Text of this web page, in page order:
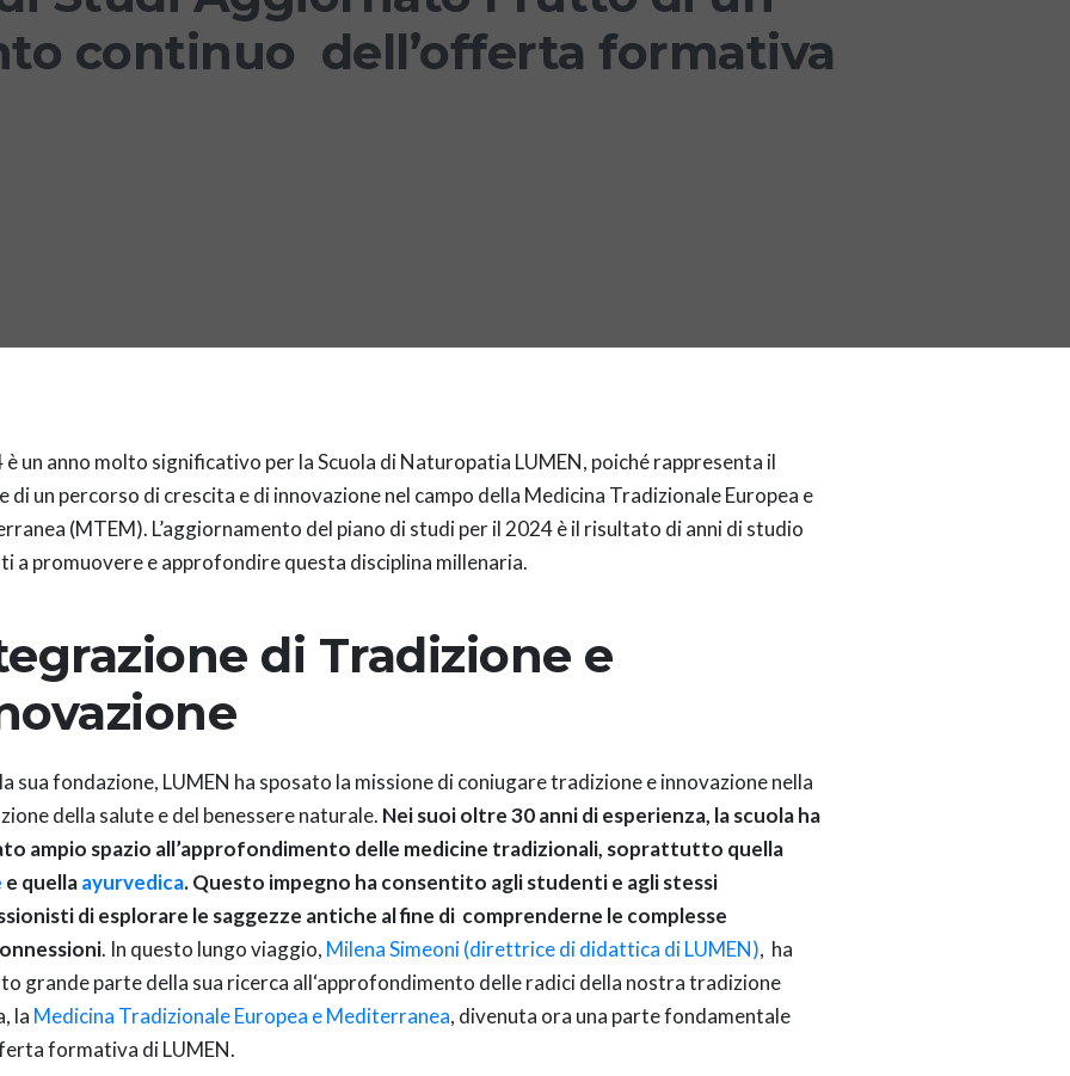
continuo dell’offerta formativa
è un anno molto significativo per la Scuola di Naturopatia LUMEN, poiché rappresenta il
di un percorso di crescita e di innovazione nel campo della Medicina Tradizionale Europea e
(MTEM). L’aggiornamento del piano di studi per il 2024 è il risultato di anni di studio
a promuovere e approfondire questa disciplina millenaria.
di Tradizione e
sua fondazione, LUMEN ha sposato la missione di coniugare tradizione e innovazione nella
della salute e del benessere naturale. Nei suoi oltre 30 anni di esperienza, la scuola ha
ampio spazio all’approfondimento delle medicine tradizionali, soprattutto quella
e quellaayurvedica. Questo impegno ha consentito agli studenti e agli stessi
di esplorare le saggezze antiche al fine di comprenderne le complesse
. In questo lungo viaggio, Milena Simeoni (direttrice di didattica di LUMEN), ha
grande parte della sua ricerca all‘approfondimento delle radici della nostra tradizione
la Medicina Tradizionale Europea e Mediterranea, divenuta ora una parte fondamentale
formativa di LUMEN.